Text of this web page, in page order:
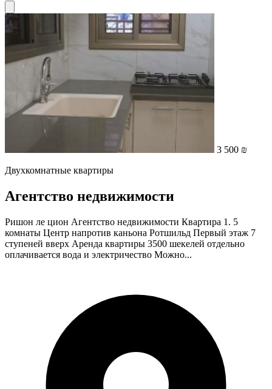
3 500 ₪
Двухкомнатные квартиры
Агентство недвижимости
Ришон ле цион Агентство недвижимости Квартира 1. 5
комнаты Центр напротив каньона Ротшильд Первый этаж 7
ступеней вверх Аренда квартиры 3500 шекелей отдельно
оплачивается вода и электричество Можно...